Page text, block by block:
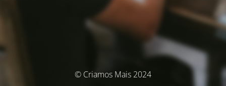
© Criamos Mais 2024